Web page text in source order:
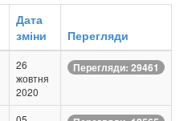
Дата
зміни
Перегляди
26
жовтня
2020
Перегляди: 29461